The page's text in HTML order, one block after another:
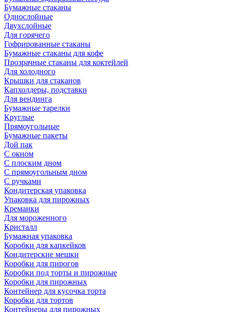
Бумажные стаканы
Однослойные
Двухслойные
Для горячего
Гофрированные стаканы
Бумажные стаканы для кофе
Прозрачные стаканы для коктейлей
Для холодного
Крышки для стаканов
Капхолдеры, подставки
Для вендинга
Бумажные тарелки
Круглые
Прямоугольные
Бумажные пакеты
Дой пак
С окном
С плоским дном
С прямоугольным дном
С ручками
Кондитерская упаковка
Упаковка для пирожных
Креманки
Для мороженного
Кристалл
Бумажная упаковка
Коробки для капкейков
Кондитерские мешки
Коробки для пирогов
Коробки под торты и пирожные
Коробки для пирожных
Контейнер для кусочка торта
Коробки для тортов
Контейнеры для пирожных